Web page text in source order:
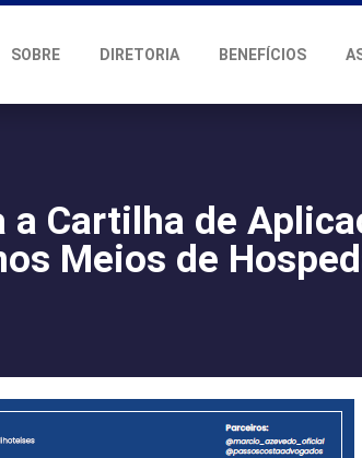
SOBRE DIRETORIA BENEFÍCIOS
a Cartilha de
Meios de